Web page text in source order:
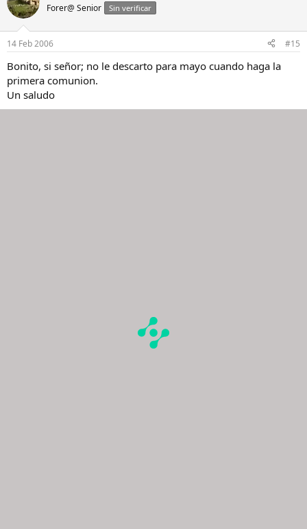
Forer@ Senior Sin verificar
14 Feb 2006 #15
Bonito, si señor; no le descarto para mayo cuando haga la
primera comunion.
Un saludo